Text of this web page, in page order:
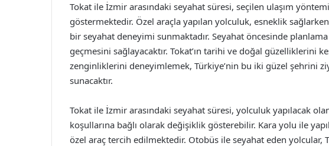
Tokat ile İzmir arasındaki seyahat süresi, seçilen ulaşım
göstermektedir. Özel araçla yapılan yolculuk, esneklik
bir seyahat deneyimi sunmaktadır. Seyahat öncesinde
geçmesini sağlayacaktır. Tokat’ın tarihi ve doğal güzelliklerini
zenginliklerini deneyimlemek, Türkiye’nin bu iki güzel şehrini
sunacaktır.
Tokat ile İzmir arasındaki seyahat süresi, yolculuk yapılacak
koşullarına bağlı olarak değişiklik gösterebilir. Kara yolu ile
özel araç tercih edilmektedir. Otobüs ile seyahat eden yolcular,